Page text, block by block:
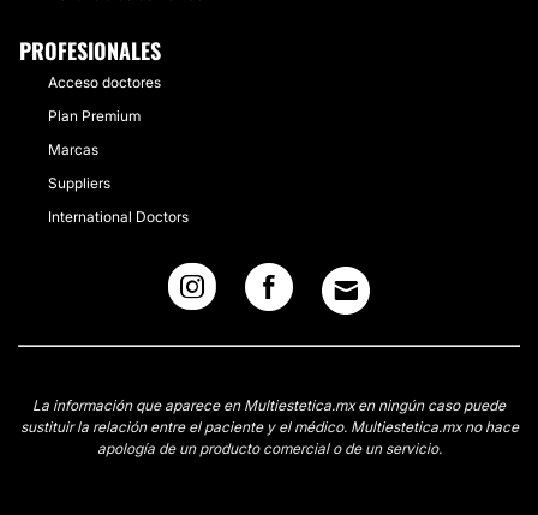
PROFESIONALES
Acceso doctores
Plan Premium
Marcas
Suppliers
International Doctors
La información que aparece en Multiestetica.mx en ningún caso puede
sustituir la relación entre el paciente y el médico. Multiestetica.mx no hace
apología de un producto comercial o de un servicio.